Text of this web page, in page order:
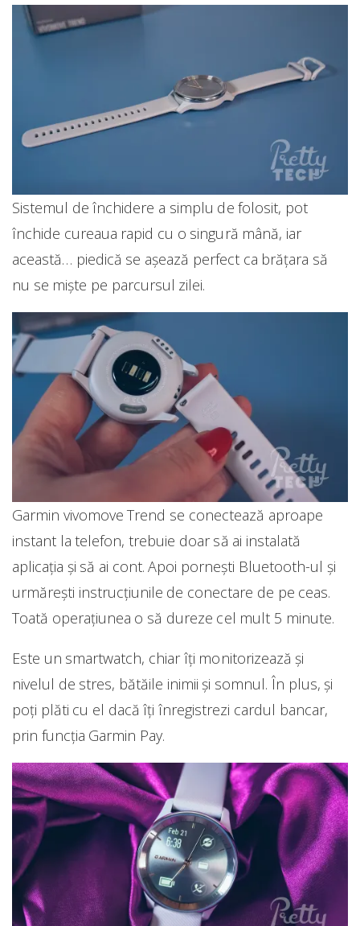
Sistemul de închidere a simplu de folosit, pot
închide cureaua rapid cu o singură mână, iar
această… piedică se așează perfect ca brățara să
nu se miște pe parcursul zilei.
Garmin vivomove Trend se conectează aproape
instant la telefon, trebuie doar să ai instalată
aplicația și să ai cont. Apoi pornești Bluetooth-ul și
urmărești instrucțiunile de conectare de pe ceas.
Toată operațiunea o să dureze cel mult 5 minute.
Este un smartwatch, chiar îți monitorizează și
nivelul de stres, bătăile inimii și somnul. În plus, și
poți plăti cu el dacă îți înregistrezi cardul bancar,
prin funcția Garmin Pay.